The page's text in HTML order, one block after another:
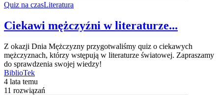
Quiz na czasLiteratura
Ciekawi mężczyźni w literaturze...
Z okazji Dnia Mężczyzny przygotwaliśmy quiz o ciekawych
mężczyznach, którzy wstępują w literaturze światowej. Zapraszamy
do sprawdzenia swojej wiedzy!
BiblioTek
4 lata temu
11 rozwiązań